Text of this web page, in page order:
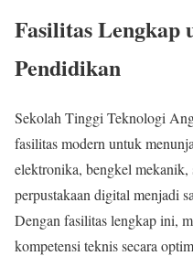
Fasilitas Lengkap
Pendidikan
Sekolah Tinggi Teknologi
fasilitas modern untuk
elektronika, bengkel mekanik,
perpustakaan digital menjadi
Dengan fasilitas lengkap ini,
kompetensi teknis secara